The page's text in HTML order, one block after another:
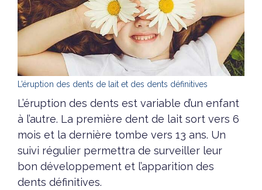
L’éruption des dents de lait et des dents définitives
L’éruption des dents est variable d’un enfant
à l’autre. La première dent de lait sort vers 6
mois et la dernière tombe vers 13 ans. Un
suivi régulier permettra de surveiller leur
bon développement et l’apparition des
dents définitives.